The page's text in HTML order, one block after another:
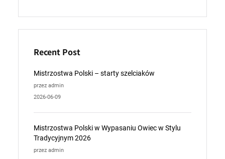
Recent Post
Mistrzostwa Polski – starty szelciaków
przez admin
2026-06-09
Mistrzostwa Polski w Wypasaniu Owiec w Stylu
Tradycyjnym 2026
przez admin